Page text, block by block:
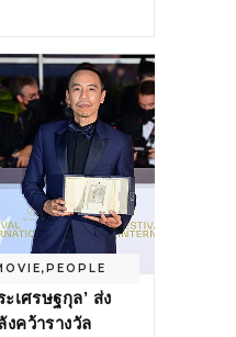
,PEOPLE
เศรษฐกุล’ ส่ง
งคว้ารางวัล